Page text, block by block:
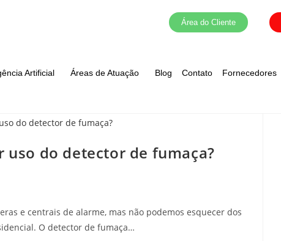
Área do Cliente
Artificial Áreas de Atuação Blog Contato Fornecedores
uso do detector de fumaça?
e centrais de alarme, mas não podemos esquecer dos
O detector de fumaça…